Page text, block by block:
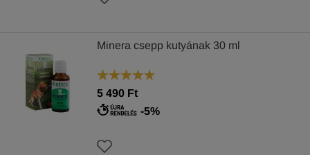
Minera csepp kutyának 30 ml
5 490 Ft
-5%